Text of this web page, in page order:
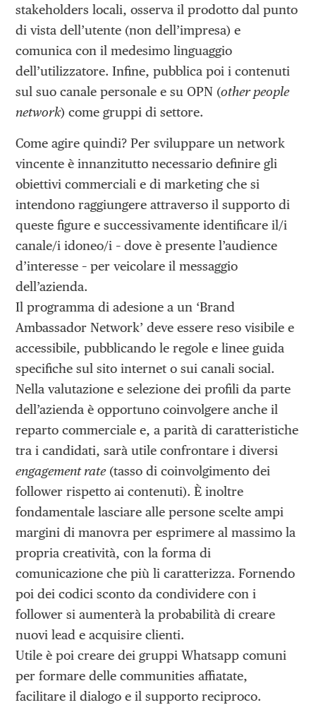
stakeholders locali, osserva il prodotto dal punto
di vista dell’utente (non dell’impresa) e
comunica con il medesimo linguaggio
dell’utilizzatore. Infine, pubblica poi i contenuti
sul suo canale personale e su OPN (other people
network) come gruppi di settore.
Come agire quindi? Per sviluppare un network
vincente è innanzitutto necessario definire gli
obiettivi commerciali e di marketing che si
intendono raggiungere attraverso il supporto di
queste figure e successivamente identificare il/i
canale/i idoneo/i – dove è presente l’audience
d’interesse – per veicolare il messaggio
dell’azienda.
Il programma di adesione a un ‘Brand
Ambassador Network’ deve essere reso visibile e
accessibile, pubblicando le regole e linee guida
specifiche sul sito internet o sui canali social.
Nella valutazione e selezione dei profili da parte
dell’azienda è opportuno coinvolgere anche il
reparto commerciale e, a parità di caratteristiche
tra i candidati, sarà utile confrontare i diversi
engagement rate(tasso di coinvolgimento dei
follower rispetto ai contenuti). È inoltre
fondamentale lasciare alle persone scelte ampi
margini di manovra per esprimere al massimo la
propria creatività, con la forma di
comunicazione che più li caratterizza. Fornendo
poi dei codici sconto da condividere con i
follower si aumenterà la probabilità di creare
nuovi lead e acquisire clienti.
Utile è poi creare dei gruppi Whatsapp comuni
per formare delle communities affiatate,
facilitare il dialogo e il supporto reciproco.